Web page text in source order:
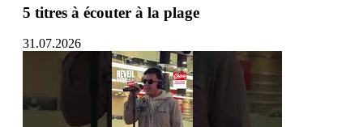
5 titres à écouter à la plage
31.07.2026